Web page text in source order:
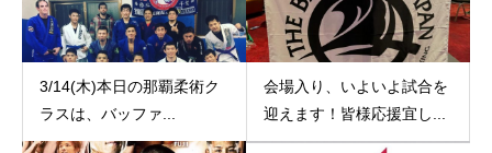
3/14(木)本日の那覇柔術ク
ラスは、バッファ...
会場入り、いよいよ試合を
迎えます！皆様応援宜し...